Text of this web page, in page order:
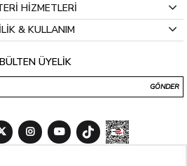
HİZMETLERİ
& KULLANIM
ÜYELİK
GÖNDER